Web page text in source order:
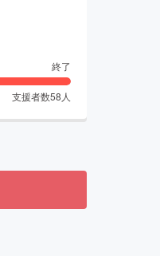
終了
支援者数58 人